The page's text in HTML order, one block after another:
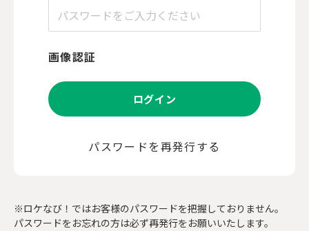
画像認証
ログイン
パスワードを再発行する
※ロケなび！ではお客様のパスワードを把握しておりません。
パスワードをお忘れの方は必ず再発行をお願いいたします。